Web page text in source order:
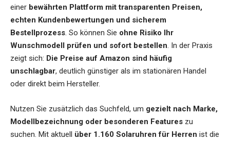
einer bewährten Plattform mit transparenten Preisen,
echten Kundenbewertungen und sicherem
Bestellprozess. So können Sie ohne Risiko Ihr
Wunschmodell prüfen und sofort bestellen. In der Praxis
zeigt sich: Die Preise auf Amazon sind häufig
unschlagbar, deutlich günstiger als im stationären Handel
oder direkt beim Hersteller.
Nutzen Sie zusätzlich das Suchfeld, um gezielt nach Marke,
Modellbezeichnung oder besonderen Features zu
suchen. Mit aktuell über 1.160 Solaruhren für Herren ist die